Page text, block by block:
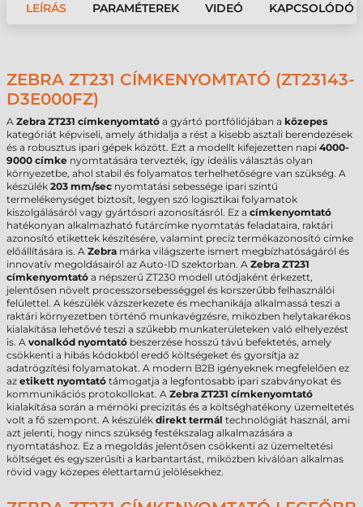
LEÍRÁS PARAMÉTEREK VIDEÓ KAPCSOLÓDÓ
ZEBRA ZT231 CÍMKENYOMTATÓ (ZT23143-
D3E000FZ)
A Zebra ZT231 címkenyomtató a gyártó portfóliójában a közepes
kategóriát képviseli, amely áthidalja a rést a kisebb asztali berendezések
és a robusztus ipari gépek között. Ezt a modellt kifejezetten napi 4000-
9000 címke nyomtatására tervezték, így ideális választás olyan
környezetbe, ahol stabil és folyamatos terhelhetőségre van szükség. A
készülék 203 mm/sec nyomtatási sebessége ipari szintű
termelékenységet biztosít, legyen szó logisztikai folyamatok
kiszolgálásáról vagy gyártósori azonosításról. Ez a címkenyomtató
hatékonyan alkalmazható futárcímke nyomtatás feladataira, raktári
azonosító etikettek készítésére, valamint precíz termékazonosító címke
előállítására is. A Zebra márka világszerte ismert megbízhatóságáról és
innovatív megoldásairól az Auto-ID szektorban. A Zebra ZT231
címkenyomtató a népszerű ZT230 modell utódjaként érkezett,
jelentősen növelt processzorsebességgel és korszerűbb felhasználói
felülettel. A készülék vázszerkezete és mechanikája alkalmassá teszi a
raktári környezetben történő munkavégzésre, miközben helytakarékos
kialakítása lehetővé teszi a szűkebb munkaterületeken való elhelyezést
is. A vonalkód nyomtató beszerzése hosszú távú befektetés, amely
csökkenti a hibás kódokból eredő költségeket és gyorsítja az
adatrögzítési folyamatokat. A modern B2B igényeknek megfelelően ez
az etikett nyomtató támogatja a legfontosabb ipari szabványokat és
kommunikációs protokollokat. A Zebra ZT231 címkenyomtató
kialakítása során a mérnöki precizitás és a költséghatékony üzemeltetés
volt a fő szempont. A készülék direkt termál technológiát használ, ami
azt jelenti, hogy nincs szükség festékszalag alkalmazására a
nyomtatáshoz. Ez a megoldás jelentősen csökkenti az üzemeltetési
költséget és egyszerűsíti a karbantartást, miközben kiválóan alkalmas
rövid vagy közepes élettartamú jelölésekhez.